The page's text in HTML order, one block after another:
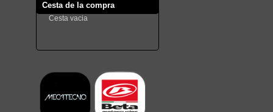
Cesta de la compra
Cesta vacia